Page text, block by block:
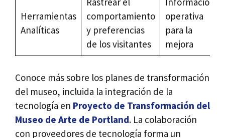
Herramientas
Analíticas
comportamiento
y preferencias
de los visitantes
operativa
para la
mejora
Conoce más sobre los planes de transformación
del museo, incluida la integración de la
tecnología en Proyecto de Transformación del
Museo de Arte de Portland. La colaboración
con proveedores de tecnología forma un